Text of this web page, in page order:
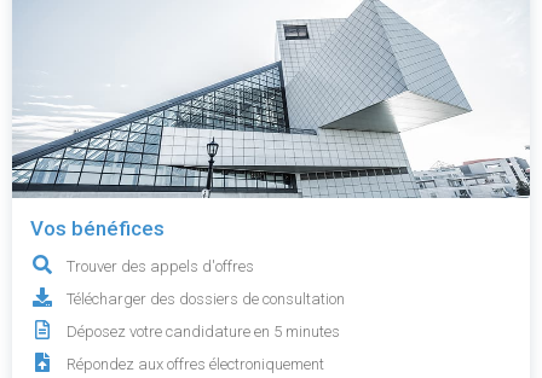
Vos bénéfices
Trouver des appels d'offres
Télécharger des dossiers de consultation
Déposez votre candidature en 5 minutes
Répondez aux offres électroniquement